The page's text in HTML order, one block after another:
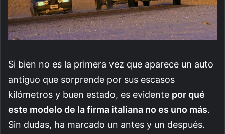
Si bien no es la primera vez que aparece un auto
antiguo que sorprende por sus escasos
kilómetros y buen estado, es evidente por qué
este modelo de la firma italiana no es uno más.
Sin dudas, ha marcado un antes y un después.